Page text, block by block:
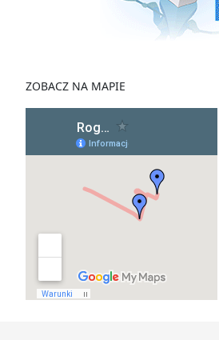
ZOBACZ NA MAPIE